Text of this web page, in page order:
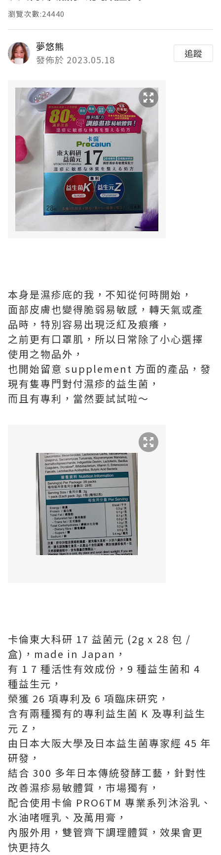
瀏覽次數:24440
夢悠熊
發佈於 2023.05.18
追蹤
本⾝是濕疹底的我，不知從何時開始，
⾯部⽪膚也變得脆弱易敏感，轉天氣或產
品時，特別容易出現泛紅及痕癢，
之前更有⼝罩肌，所以⽇常除了⼩⼼選擇
使⽤之物品外，
也開始留意 supplement ⽅⾯的產品，發
現有隻專⾨對付濕疹的益⽣菌，
⽽且有專利，當然要試試啦～
卡倫東⼤科研 17 益菌元 (2g x 28 包 /
盒)，made in Japan，
有 1 7 種活性有效成份，9 種益⽣菌和 4
種益⽣元，
榮獲 26 項專利及 6 項臨床研究，
含有兩種獨有的專利益⽣菌 K 及專利益⽣
元 Z，
由⽇本⼤阪⼤學及⽇本益⽣菌專家經 45 年
研發，
結合 300 多年⽇本傳統發酵⼯藝，針對性
改善濕疹易敏體質，市場獨有，
配合使⽤卡倫 PRO6TM 專業系列沐浴乳、
⽔油啫喱乳、及萬⽤膏，
內服外⽤，雙管齊下調理體質，效果會更
快更持久